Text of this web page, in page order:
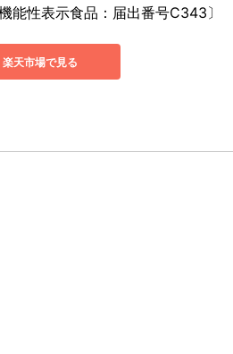
性表示食品：届出番号C343〕
楽天市場で見る